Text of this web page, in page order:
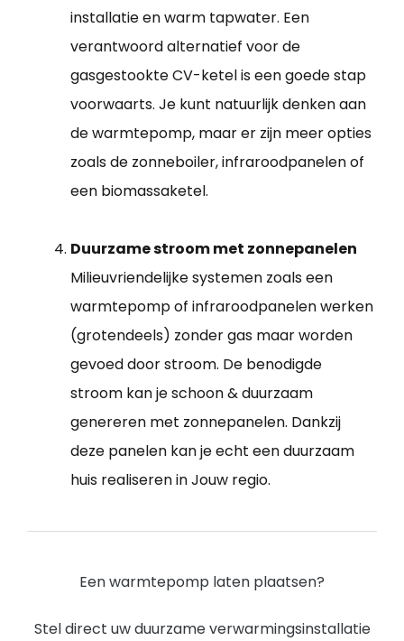
installatie en warm tapwater. Een
verantwoord alternatief voor de
gasgestookte CV-ketel is een goede stap
voorwaarts. Je kunt natuurlijk denken aan
de warmtepomp, maar er zijn meer opties
zoals de zonneboiler, infraroodpanelen of
een biomassaketel.
Duurzame stroom met zonnepanelen
Milieuvriendelijke systemen zoals een
warmtepomp of infraroodpanelen werken
(grotendeels) zonder gas maar worden
gevoed door stroom. De benodigde
stroom kan je schoon & duurzaam
genereren met zonnepanelen. Dankzij
deze panelen kan je echt een duurzaam
huis realiseren in Jouw regio.
Een warmtepomp laten plaatsen?
Stel direct uw duurzame verwarmingsinstallatie